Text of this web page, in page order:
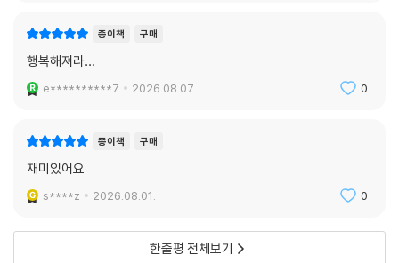
종이책 구매
행복해져라…
e**********7 2026.08.07. 0
종이책 구매
재미있어요
s****z 2026.08.01. 0
한줄평 전체보기